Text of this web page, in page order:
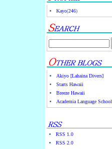
Kayo(246)
Akiyo [Lahaina Divers]
Starts Hawaii
Breeze Hawaii
Academia Language School
RSS 1.0
RSS 2.0